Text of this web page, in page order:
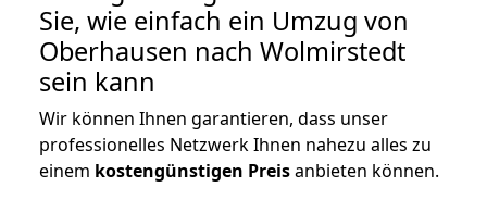
Sie, wie einfach ein Umzug von
Oberhausen nach Wolmirstedt
sein kann
Wir können Ihnen garantieren, dass unser
professionelles Netzwerk Ihnen nahezu alles zu
einem kostengünstigen Preisanbieten können.